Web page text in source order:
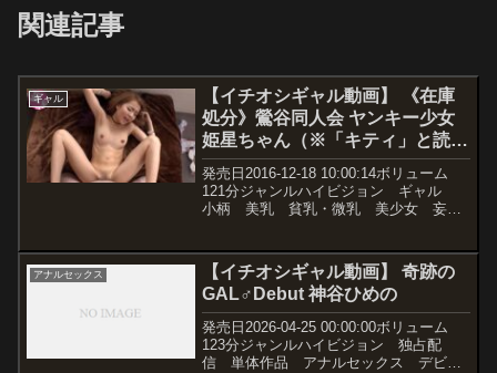
関連記事
ギャル
【イチオシギャル動画】 《在庫
処分》鶯谷同人会 ヤンキー少女
姫星ちゃん（※「キティ」と読む
DQNネーム） 脅育指導 ※5P有
発売日2016-12-18 10:00:14ボリューム
121分ジャンルハイビジョン ギャル
小柄 美乳 貧乳・微乳 美少女 妄想
たい人はこちらから！《在...
アナルセックス
【イチオシギャル動画】 奇跡の
GAL♂Debut 神谷ひめの
発売日2026-04-25 00:00:00ボリューム
123分ジャンルハイビジョン 独占配
信 単体作品 アナルセックス デビュ